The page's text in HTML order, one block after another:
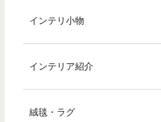
インテリ小物
インテリア紹介
絨毯・ラグ